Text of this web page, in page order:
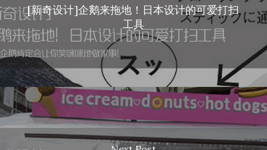
[新奇设计]企鹅来拖地！日本设计的可爱打扫
工具